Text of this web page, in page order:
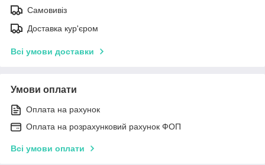
Самовивіз
Доставка кур'єром
Всі умови доставки
Умови оплати
Оплата на рахунок
Оплата на розрахунковий рахунок ФОП
Всі умови оплати